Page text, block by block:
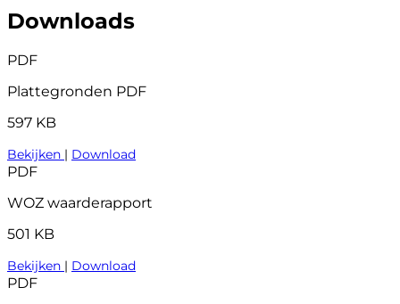
Downloads
PDF
Plattegronden PDF
597 KB
Bekijken | Download
PDF
WOZ waarderapport
501 KB
Bekijken | Download
PDF